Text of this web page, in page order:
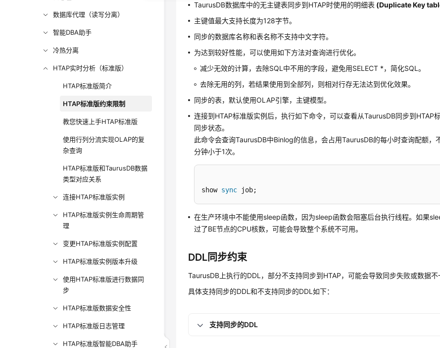
数据库代理（读写分离）
智能DBA助手
冷热分离
HTAP实时分析（标准版）
HTAP标准版简介
HTAP标准版约束限制
教您快速上手HTAP标准版
使用行列分流实现OLAP的复
杂查询
HTAP标准版和TaurusDB数据
类型对应关系
连接HTAP标准版实例
HTAP标准版实例生命周期管
理
变更HTAP标准版实例配置
HTAP标准版实例版本升级
使用HTAP标准版进行数据同
步
HTAP标准版数据安全性
HTAP标准版日志管理
HTAP标准版智能DBA助手
TaurusDB数据库中的无主键表同步到HTAP时使用的明细表 (Duplicate Key
主键值最大支持长度为128字节。
同步的数据库名称和表名称不支持中文字符。
为达到较好性能，可以使用如下方法对查询进行优化。
减少无效的计算，去除SQL中不用的字段，避免用SELECT *，简化SQL。
去除无用的列，若结果使用到全部列，则相对行存无法达到优化效果。
同步的表，默认使用OLAP引擎，主键模型。
连接到HTAP标准版实例后，执行如下命令，可以查看从TaurusDB同步到HTAP
同步状态。
此命令会查询TaurusDB中Binlog的信息，会占用TaurusDB的每小时查询配额，
分钟小于1次。
show sync job;
在生产环境中不能使用sleep函数，因为sleep函数会阻塞后台执行线程。如果
过了BE节点的CPU核数，可能会导致整个系统不可用。
DDL同步约束
TaurusDB 上执行的DDL，部分不支持同步到HTAP，可能会导致同步失败或数据不
具体支持同步的DDL和不支持同步的DDL如下：
支持同步的DDL